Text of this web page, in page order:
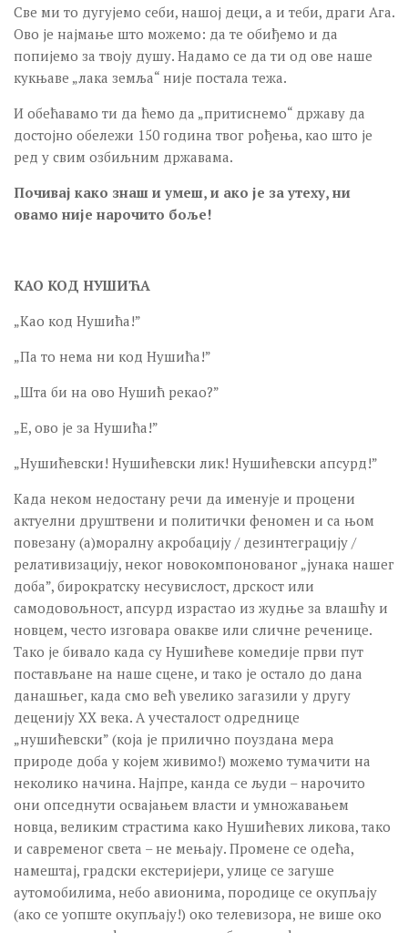
Све ми то дугујемо себи, нашој деци, а и теби, драги Ага.
Ово је најмање што можемо: да те обиђемо и да
попијемо за твоју душу. Надамо се да ти од ове наше
кукњаве „лака земља“ није постала тежа.
И обећавамо ти да ћемо да „притиснемо“ државу да
достојно обележи 150 година твог рођења, као што је
ред у свим озбиљним државама.
Почивај како знаш и умеш, и ако је за утеху, ни
овамо није нарочито боље!
КАО КОД НУШИЋА
„Као код Нушића!”
„Па то нема ни код Нушића!”
„Шта би на ово Нушић рекао?”
„Е, ово је за Нушића!”
„Нушићевски! Нушићевски лик! Нушићевски апсурд!”
Када неком недостану речи да именује и процени
актуелни друштвени и политички феномен и са њом
повезану (а)моралну акробацију / дезинтеграцију /
релативизацију, неког новокомпонованог „јунака нашег
доба”, бирократску несувислост, дрскост или
самодовољност, апсурд израстао из жудње за влашћу и
новцем, често изговара овакве или сличне реченице.
Тако је бивало када су Нушићеве комедије први пут
постављане на наше сцене, и тако је остало до дана
данашњег, када смо већ увелико загазили у другу
деценију XX века. А учесталост одреднице
„нушићевски” (која је прилично поуздана мера
природе доба у којем живимо!) можемо тумачити на
неколико начина. Најпре, канда се људи – нарочито
они опседнути освајањем власти и умножавањем
новца, великим страстима како Нушићевих ликова, тако
и савременог света – не мењају. Промене се одећа,
намештај, градски екстеријери, улице се загуше
аутомобилима, небо авионима, породице се окупљају
(ако се уопште окупљају!) око телевизора, не више око